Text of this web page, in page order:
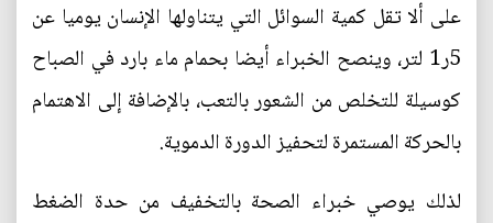
على ألا تقل كمية السوائل التي يتناولها الإنسان يوميا عن
5ر1 لتر، وينصح الخبراء أيضا بحمام ماء بارد في الصباح
كوسيلة للتخلص من الشعور بالتعب، بالإضافة إلى الاهتمام
بالحركة المستمرة لتحفيز الدورة الدموية.
لذلك يوصي خبراء الصحة بالتخفيف من حدة الضغط